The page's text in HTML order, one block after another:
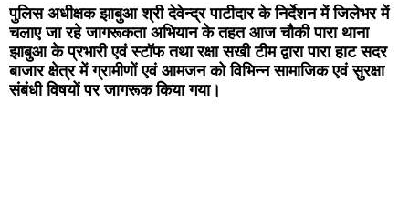
पुलिस अधीक्षक झाबुआ श्री देवेन्द्र पाटीदार के निर्देशन में जिलेभर में
चलाए जा रहे जागरूकता अभियान के तहत आज चौकी पारा थाना
झाबुआ के प्रभारी एवं स्टॉफ तथा रक्षा सखी टीम द्वारा पारा हाट सदर
बाजार क्षेत्र में ग्रामीणों एवं आमजन को विभिन्न सामाजिक एवं सुरक्षा
संबंधी विषयों पर जागरूक किया गया।